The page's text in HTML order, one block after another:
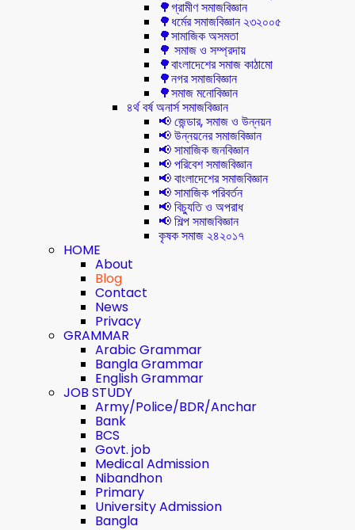
🌳গ্রামীণ সমাজবিজ্ঞান
🌳ধর্মের সমাজবিজ্ঞান ২৩২০০৫
🌳সামাজিক অসমতা
🌳 সমাজ ও সম্প্রদায়
🌳বাংলাদেশের সমাজ কাঠামো
🌳নগর সমাজবিজ্ঞান
🌳সমাজ মনোবিজ্ঞান
৪র্থ বর্ষ অনার্স সমাজবিজ্ঞান
📢 জেন্ডার, সমাজ ও উন্নয়ন
📢 উন্নয়নের সমাজবিজ্ঞান
📢 সামাজিক জনবিজ্ঞান
📢 পরিবেশ সমাজবিজ্ঞান
📢 বাংলাদেশের সমাজবিজ্ঞান
📢 সামাজিক পরিবর্তন
📢 বিচ্যুতি ও অপরাধ
📢 শিল্প সমাজবিজ্ঞান
কৃষক সমাজ ২৪২০১৭
HOME
About
Blog
Contact
News
Privacy
GRAMMAR
Arabic Grammar
Bangla Grammar
English Grammar
JOB STUDY
Army/Police/BDR/Anchar
Bank
BCS
Govt. job
Medical Admission
Nibandhon
Primary
University Admission
Bangla